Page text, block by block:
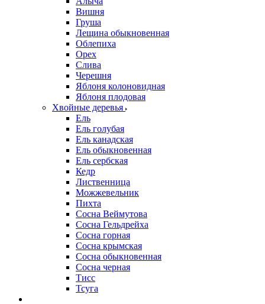
Вишня
Груша
Лещина обыкновенная
Облепиха
Орех
Слива
Черешня
Яблоня колоновидная
Яблоня плодовая
Хвойные деревья
Ель
Ель голубая
Ель канадская
Ель обыкновенная
Ель сербская
Кедр
Лиственница
Можжевельник
Пихта
Сосна Веймутова
Сосна Гельдрейха
Сосна горная
Сосна крымская
Сосна обыкновенная
Сосна черная
Тисс
Тсуга